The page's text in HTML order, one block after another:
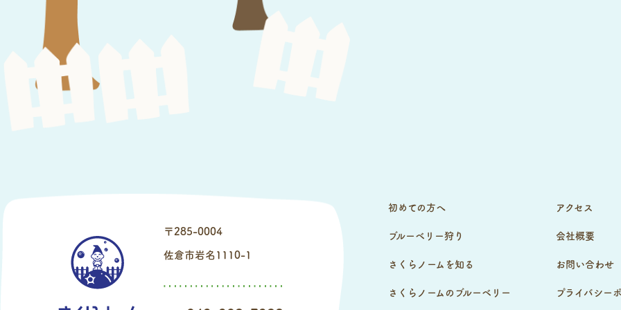
〒285-0004
佐倉市岩名1110-1
初めての方へ
ブルーベリー狩り
さくらノームを知る
さくらノームのブルーベリー
アクセス
会社概要
お問い合わせ
プライバシー